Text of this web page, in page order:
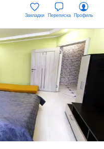
Закладки Переписка Профиль